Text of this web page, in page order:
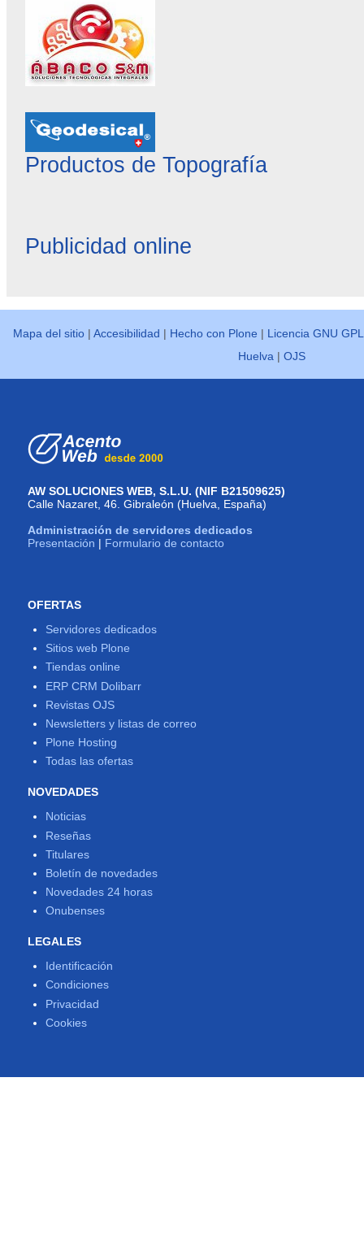
Productos de Topografía
Publicidad online
Mapa del sitio |Accesibilidad | Hecho con Plone | Licencia GNU GPL
Huelva |OJS
AW SOLUCIONES WEB, S.L.U. (NIF B21509625)
Calle Nazaret, 46. Gibraleón (Huelva, España)
Administración de servidores dedicados
Presentación | Formulario de contacto
OFERTAS
Servidores dedicados
Sitios web Plone
Tiendas online
ERP CRM Dolibarr
Revistas OJS
Newsletters y listas de correo
Plone Hosting
Todas las ofertas
NOVEDADES
Noticias
Reseñas
Titulares
Boletín de novedades
Novedades 24 horas
Onubenses
LEGALES
Identificación
Condiciones
Privacidad
Cookies